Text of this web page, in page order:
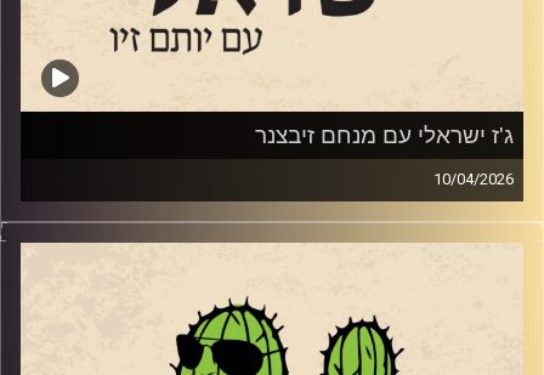
רותם בר-אילן
ג'ז ישראלי עם מנחם זיבצנר
10/04/2026
מנחם זיבצנר,
ליצור, לנגן ולהופיע במגוון ז'אנרים וסגנונות. הוא היה (ועדיין)
חלק מהרכב הג'ז האלמותי "מינואט" שממשיך להופיע גם